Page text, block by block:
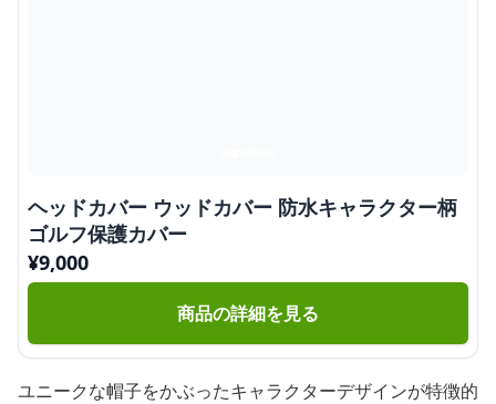
ヘッドカバー ウッドカバー 防水キャラクター柄
ゴルフ保護カバー
¥9,000
商品の詳細を見る
ユニークな帽子をかぶったキャラクターデザインが特徴的